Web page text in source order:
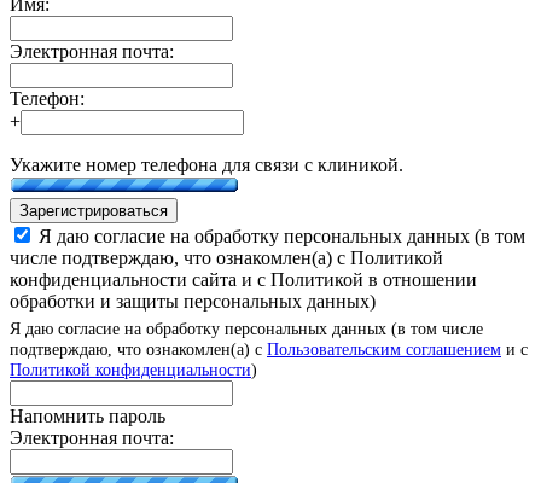
Электронная почта:
Телефон:
+
Укажите номер телефона для связи с клиникой.
Зарегистрироваться
Я даю согласие на обработку персональных данных (в том
числе подтверждаю, что ознакомлен(а) с Политикой
конфиденциальности сайта и с Политикой в отношении
обработки и защиты персональных данных)
Я даю согласие на обработку персональных данных (в том числе
подтверждаю, что ознакомлен(а) с Пользовательским соглашением и с
Политикой конфиденциальности)
Напомнить пароль
Электронная почта: